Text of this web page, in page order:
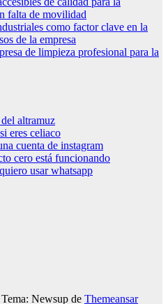
falta de movilidad
de la empresa
del altramuz
eres celiaco
cuenta de instagram
cero está funcionando
usar whatsapp
Tema: Newsup de Themeansar